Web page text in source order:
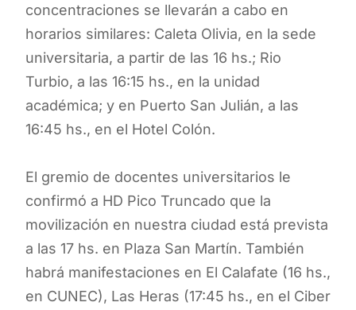
concentraciones se llevarán a cabo en
horarios similares: Caleta Olivia, en la sede
universitaria, a partir de las 16 hs.; Rio
Turbio, a las 16:15 hs., en la unidad
académica; y en Puerto San Julián, a las
16:45 hs., en el Hotel Colón.
El gremio de docentes universitarios le
confirmó a HD Pico Truncado que la
movilización en nuestra ciudad está prevista
a las 17 hs. en Plaza San Martín. También
habrá manifestaciones en El Calafate (16 hs.,
en CUNEC), Las Heras (17:45 hs., en el Ciber